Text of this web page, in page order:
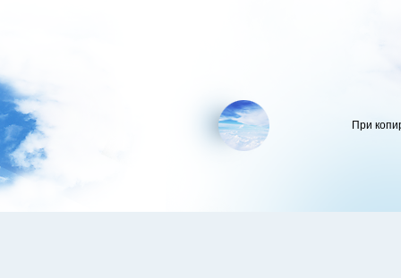
При